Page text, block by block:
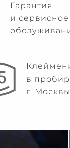
Гарантия
и сервисное
в
г. Москвы